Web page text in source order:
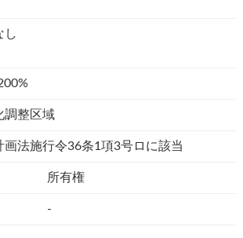
し
調整区域
画法施行令36条1項3号ロに該当
所有権
-